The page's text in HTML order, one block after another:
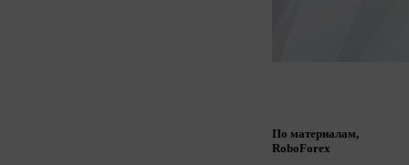
По материалам,
RoboForex